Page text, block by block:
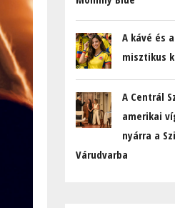
A kávé és
misztikus
A Centrál
amerikai
nyárra a
Várudvarba